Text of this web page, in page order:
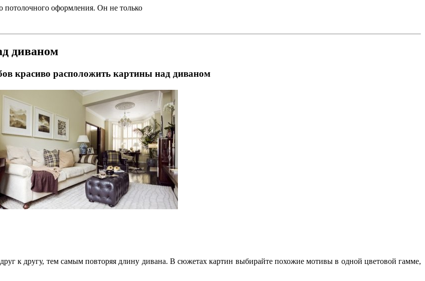
потолочного оформления. Он не только
диваном
красиво расположить картины над диваном
к другу, тем самым повторяя длину дивана. В сюжетах картин выбирайте похожие мотивы в одной цветовой гамме,